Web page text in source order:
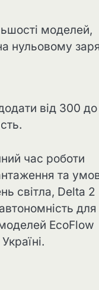
моделей,
нульовому
від 300 до
час роботи
та
світла, Delta 2
для
EcoFlow